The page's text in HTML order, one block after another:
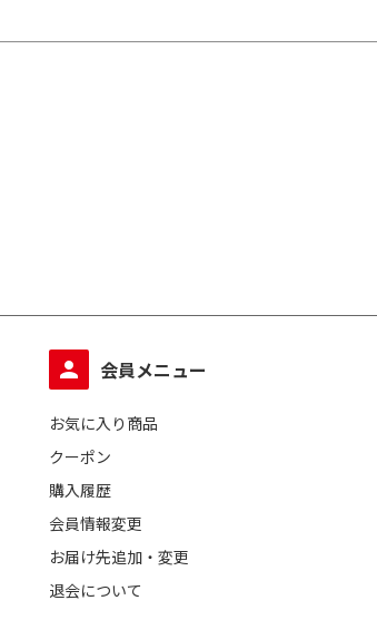
会員メニュー
お気に入り商品
クーポン
購入履歴
会員情報変更
お届け先追加・変更
退会について